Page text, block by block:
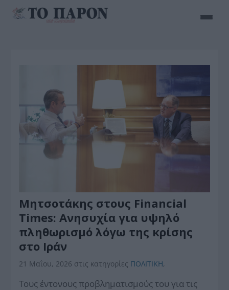
Μητσοτάκης στους Financial
Times: Ανησυχία για υψηλό
πληθωρισμό λόγω της κρίσης
στο Ιράν
21 Μαΐου, 2026 στις κατηγορίες ΠΟΛΙΤΙΚΗ,
Τους έντονους προβληματισμούς του για τις